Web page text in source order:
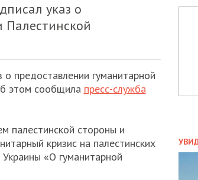
указ о
предоставлении гуманитарной
этом сообщила пресс-служба
палестинской стороны и
кризис на палестинских
«О гуманитарной